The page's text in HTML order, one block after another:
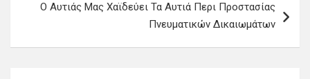
Ο Αυτιάς Μας Χαϊδεύει Τα Αυτιά Περι Προστασίας
Πνευματικών Δικαιωμάτων